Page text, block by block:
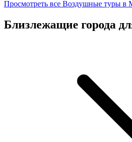
Просмотреть все Воздушные туры в
Близлежащие города